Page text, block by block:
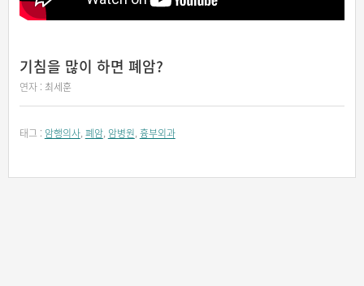
기침을 많이 하면 폐암?
연자 : 최세훈
태그 : 암행의사, 폐암, 암병원, 흉부외과